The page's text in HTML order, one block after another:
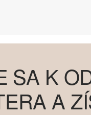
SA K
A